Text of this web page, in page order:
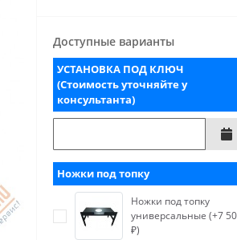
Доступные варианты
УСТАНОВКА ПОД КЛЮЧ
(Стоимость уточняйте у
консультанта)
Ножки под топку
Ножки под топку
универсальные (+7
₽)